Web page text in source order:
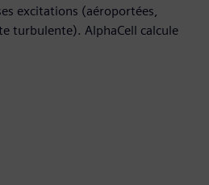
excitations (aéroportées,
turbulente). AlphaCell calcule